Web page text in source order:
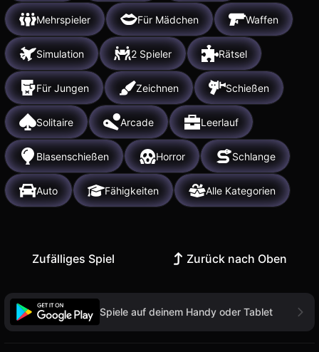
Mehrspieler Für Mädchen Waffen
Simulation 2 Spieler Rätsel
Für Jungen Zeichnen Schießen
Solitaire Arcade Leerlauf
Blasenschießen Horror Schlange
Auto Fähigkeiten Alle Kategorien
Zufälliges Spiel Zurück nach Oben
Spiele auf deinem Handy oder Tablet